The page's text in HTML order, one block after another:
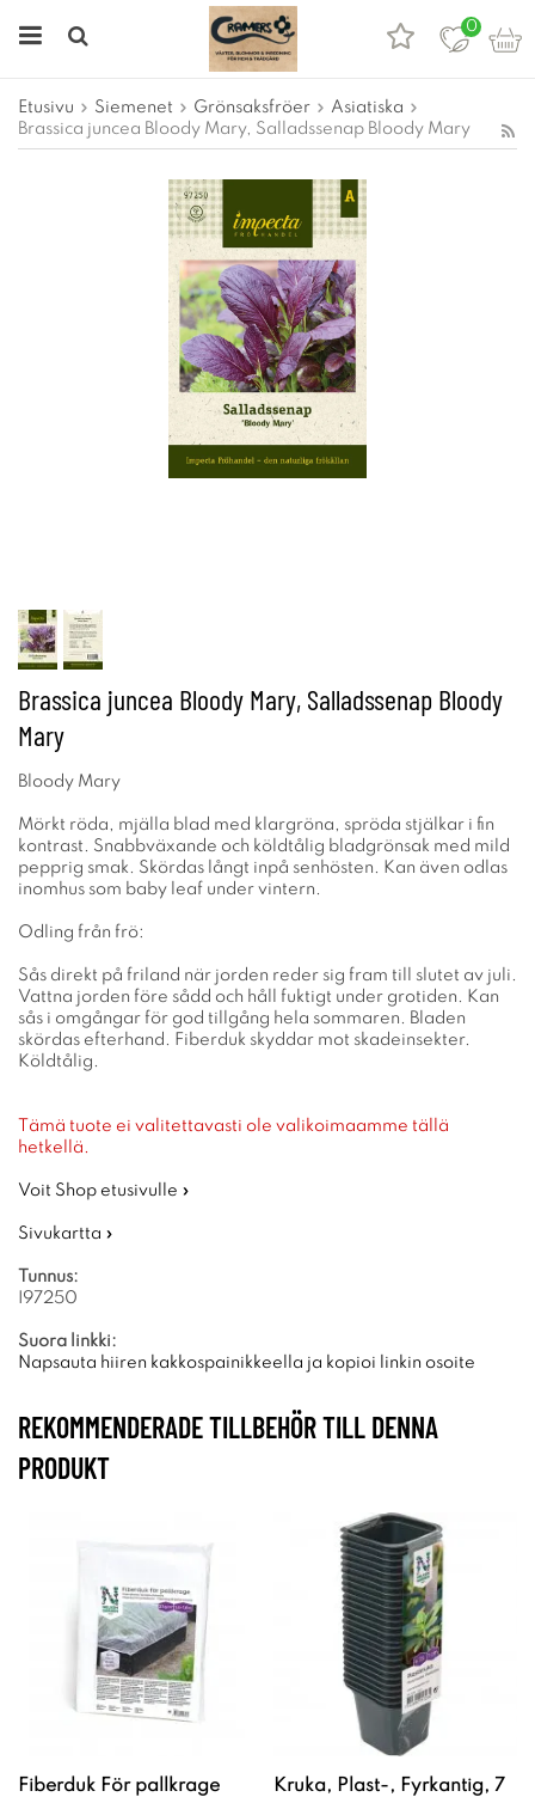
0
Etusivu Siemenet Grönsaksfröer
Asiatiska
Brassica juncea Bloody Mary, Salladssenap Bloody Mary
Brassica juncea Bloody Mary, Salladssenap Bloody
Mary
Bloody Mary
Mörkt röda, mjälla blad med klargröna, spröda stjälkar i fin
kontrast. Snabbväxande och köldtålig bladgrönsak med mild
pepprig smak. Skördas långt inpå senhösten. Kan även odlas
inomhus som baby leaf under vintern.
Odling från frö:
Sås direkt på friland när jorden reder sig fram till slutet av juli.
Vattna jorden före sådd och håll fuktigt under grotiden. Kan
sås i omgångar för god tillgång hela sommaren. Bladen
skördas efterhand. Fiberduk skyddar mot skadeinsekter.
Köldtålig.
Tämä tuote ei valitettavasti ole valikoimaamme tällä
hetkellä.
Voit Shop etusivulle »
Sivukartta »
Tunnus:
I97250
Suora linkki:
Napsauta hiiren kakkospainikkeella ja kopioi linkin osoite
REKOMMENDERADE TILLBEHÖR TILL DENNA
PRODUKT
Fiberduk För pallkrage
Kruka, Plast-, Fyrkantig, 7